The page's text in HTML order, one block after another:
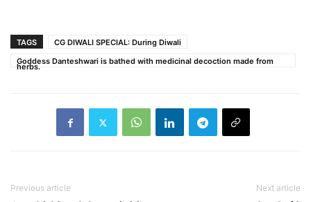
TAGS
CG DIWALI SPECIAL: During Diwali
Goddess Danteshwari is bathed with medicinal decoction made from
herbs.
Previous article Next article